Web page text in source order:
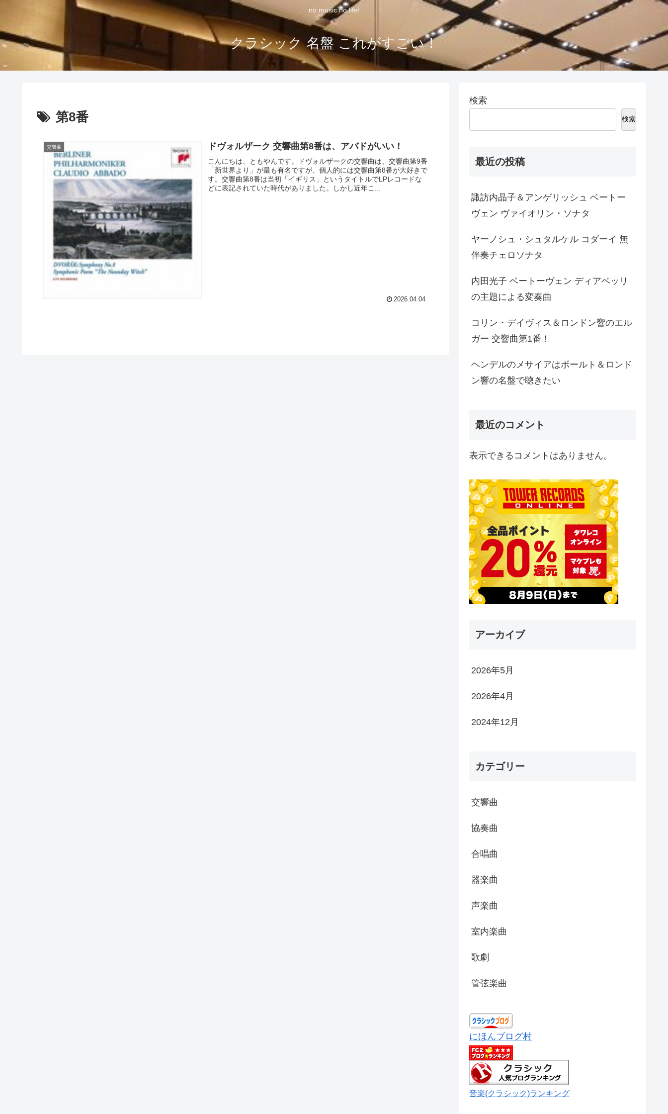
no music no life!
クラシック 名盤 これがすごい！
第8番
交響曲 ドヴォルザーク 交響曲第8番は、アバドがいい！
こんにちは、ともやんです。ドヴォルザークの交響曲は、交響曲第9番
「新世界より」が最も有名ですが、個人的には交響曲第8番が大好きで
す。交響曲第8番は当初「イギリス」というタイトルでLPレコードな
どに表記されていた時代がありました。しかし近年こ...
2026.04.04
検索
検索
最近の投稿
諏訪内晶子＆アンゲリッシュ ベートー
ヴェン ヴァイオリン・ソナタ
ヤーノシュ・シュタルケル コダーイ 無
伴奏チェロソナタ
内田光子 ベートーヴェン ディアベッリ
の主題による変奏曲
コリン・デイヴィス＆ロンドン響のエル
ガー 交響曲第1番！
ヘンデルのメサイアはボールト＆ロンド
ン響の名盤で聴きたい
最近のコメント
表示できるコメントはありません。
アーカイブ
2026年5月
2026年4月
2024年12月
カテゴリー
交響曲
協奏曲
合唱曲
器楽曲
声楽曲
室内楽曲
歌劇
管弦楽曲
にほんブログ村
音楽(クラシック)ランキング